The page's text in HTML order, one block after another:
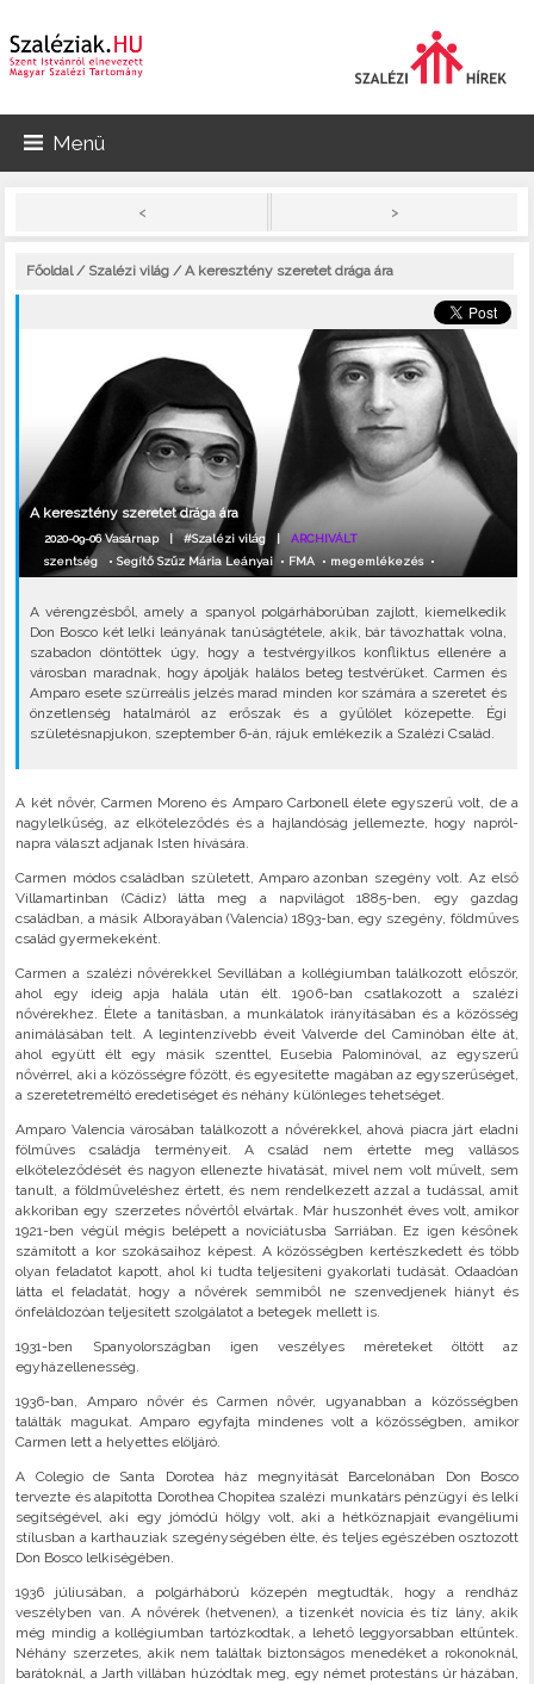
Menü
< >
Főoldal/ Szalézi világ / A keresztény szeretet drága ára
A keresztény szeretet drága ára
2020-09-06 Vasárnap |#Szalézi világ |ARCHIVÁLT
szentség
•Segítő Szűz Mária Leányai • FMA • megemlékezés•
A vérengzésből, amely a spanyol polgárháborúban zajlott, kiemelkedik
Don Bosco két lelki leányának tanúságtétele, akik, bár távozhattak volna,
szabadon döntöttek úgy, hogy a testvérgyilkos konfliktus ellenére a
városban maradnak, hogy ápolják halálos beteg testvérüket. Carmen és
Amparo esete szürreális jelzés marad minden kor számára a szeretet és
önzetlenség hatalmáról az erőszak és a gyűlölet közepette. Égi
születésnapjukon, szeptember 6-án, rájuk emlékezik a Szalézi Család.
A két nővér, Carmen Moreno és Amparo Carbonell élete egyszerű volt, de a
nagylelkűség, az elköteleződés és a hajlandóság jellemezte, hogy napról-
napra választ adjanak Isten hívására.
Carmen módos családban született, Amparo azonban szegény volt. Az első
Villamartinban (Cádiz) látta meg a napvilágot 1885-ben, egy gazdag
családban, a másik Alborayában (Valencia) 1893-ban, egy szegény, földműves
család gyermekeként.
Carmen a szalézi nővérekkel Sevillában a kollégiumban találkozott először,
ahol egy ideig apja halála után élt. 1906-ban csatlakozott a szalézi
nővérekhez. Élete a tanításban, a munkálatok irányításában és a közösség
animálásában telt. A legintenzívebb éveit Valverde del Caminóban élte át,
ahol együtt élt egy másik szenttel, Eusebia Palominóval, az egyszerű
nővérrel, aki a közösségre főzött, és egyesítette magában az egyszerűséget,
a szeretetreméltó eredetiséget és néhány különleges tehetséget.
Amparo Valencia városában találkozott a nővérekkel, ahová piacra járt eladni
fölműves családja terményeit. A család nem értette meg vallásos
elköteleződését és nagyon ellenezte hivatását, mivel nem volt művelt, sem
tanult, a földműveléshez értett, és nem rendelkezett azzal a tudással, amit
akkoriban egy szerzetes nővértől elvártak. Már huszonhét éves volt, amikor
1921-ben végül mégis belépett a novíciátusba Sarriában. Ez igen későnek
számított a kor szokásaihoz képest. A közösségben kertészkedett és több
olyan feladatot kapott, ahol ki tudta teljesíteni gyakorlati tudását. Odaadóan
látta el feladatát, hogy a nővérek semmiből ne szenvedjenek hiányt és
önfeláldozóan teljesített szolgálatot a betegek mellett is.
1931-ben Spanyolországban igen veszélyes méreteket öltött az
egyházellenesség.
1936-ban, Amparo nővér és Carmen nővér, ugyanabban a közösségben
találták magukat. Amparo egyfajta mindenes volt a közösségben, amikor
Carmen lett a helyettes elöljáró.
A Colegio de Santa Dorotea ház megnyitását Barcelonában Don Bosco
tervezte és alapította Dorothea Chopitea szalézi munkatárs pénzügyi és lelki
segítségével, aki egy jómódú hölgy volt, aki a hétköznapjait evangéliumi
stílusban a karthauziak szegénységében élte, és teljes egészében osztozott
Don Bosco lelkiségében.
1936 júliusában, a polgárháború közepén megtudták, hogy a rendház
veszélyben van. A nővérek (hetvenen), a tizenkét novícia és tíz lány, akik
még mindig a kollégiumban tartózkodtak, a lehető leggyorsabban eltűntek.
Néhány szerzetes, akik nem találtak biztonságos menedéket a rokonoknál,
barátoknál, a Jarth villában húzódtak meg, egy német protestáns úr házában,